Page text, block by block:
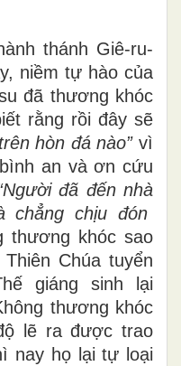
thánh Giê-ru-
niềm tự hào của
đã thương khóc
rằng rồi đây sẽ
ên hòn đánào”vì
an và ơn cứu
i đã đến nhà
chẳng chịuđón
thương khóc sao
Chúa tuyển
giáng sinh lại
thương khóc
lẽ ra được trao
nay họ lại tự loại